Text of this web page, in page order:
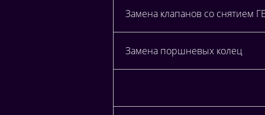
Замена клапанов со снятием
Замена поршневых колец